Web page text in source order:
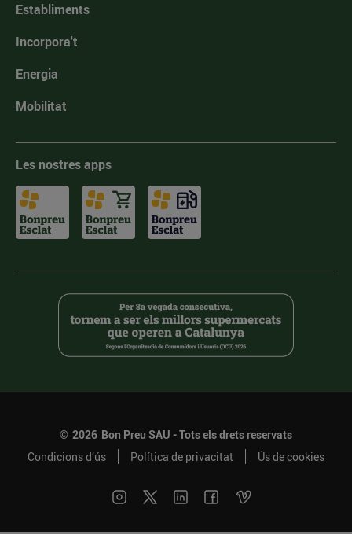
Establiments
Incorpora't
Energia
Mobilitat
Les nostres apps
© 2026 Bon Preu SAU - Tots els drets reservats
Condicions d’ús
Política de privacitat Ús de cookies